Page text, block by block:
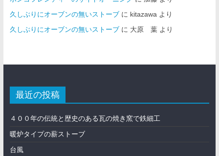
久しぶりにオーブンの無いストーブに kitazawa より
久しぶりにオーブンの無いストーブに 大原 葉より
最近の投稿
４００年の伝統と歴史のある瓦の焼き窯で鉄細工
暖炉タイプの薪ストーブ
台風